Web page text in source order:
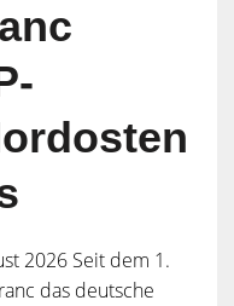
2026 Seit dem 1.
das deutsche